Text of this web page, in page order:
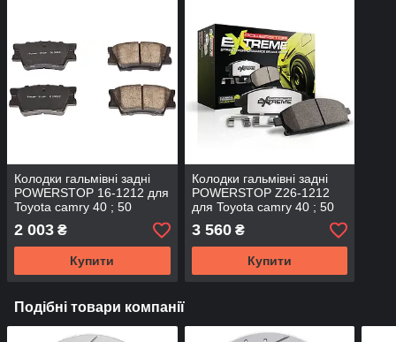
Колодки гальмівні задні
POWERSTOP 16-1212 для
Toyota camry 40 ; 50
2 003 ₴
Купити
Колодки гальмівні задні
POWERSTOP Z26-1212
для Toyota camry 40 ; 50
3 560₴
Купити
Подібні товари компанії